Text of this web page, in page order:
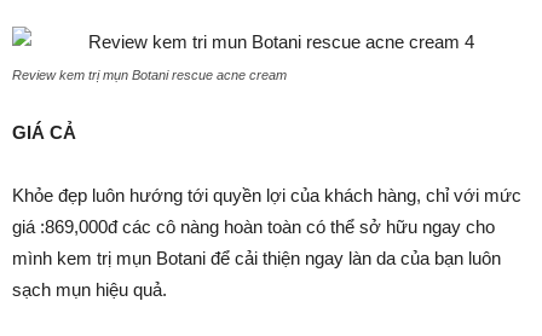
Review kem trị mụn Botani rescue acne cream
GIÁ CẢ
Khỏe đẹp luôn hướng tới quyền lợi của khách hàng, chỉ với mức
giá :869,000đ các cô nàng hoàn toàn có thể sở hữu ngay cho
mình kem trị mụn Botani để cải thiện ngay làn da của bạn luôn
sạch mụn hiệu quả.